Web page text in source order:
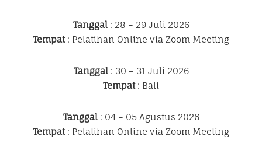
Tanggal: 28 – 29 Juli 2026
Tempat: Pelatihan Online via Zoom Meeting
Tanggal: 30 – 31 Juli 2026
Tempat: Bali
Tanggal: 04 – 05 Agustus 2026
Tempat: Pelatihan Online via Zoom Meeting